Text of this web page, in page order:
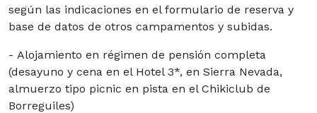
según las indicaciones en el formulario de reserva y
base de datos de otros campamentos y subidas.
- Alojamiento en régimen de pensión completa
(desayuno y cena en el Hotel 3*, en Sierra Nevada,
almuerzo tipo picnic en pista en el Chikiclub de
Borreguiles)